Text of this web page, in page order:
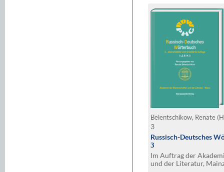
Belentschikow, Renate
3
Russisch-Deutsches
З
Im Auftrag der
und der Literatur,